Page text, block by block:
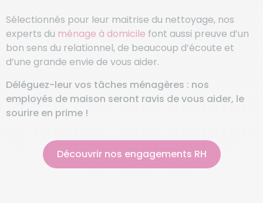
Sélectionnés pour leur maitrise du nettoyage, nos
experts du ménage à domicile font aussi preuve d’un
bon sens du relationnel, de beaucoup d’écoute et
d’une grande envie de vous aider.
Déléguez-leur vos tâches ménagères : nos
employés de maison seront ravis de vous aider, le
sourire en prime !
Découvrir nos engagements RH